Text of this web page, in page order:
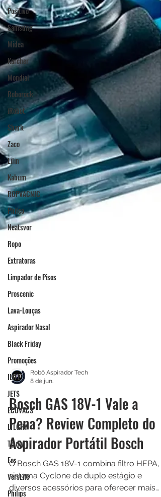
Positivo
Samsung
Midea
Karcher
Mondial
Roborock
iRobot
Shark
Zaco
Lilin
Kabum
ROPVACNIC
Philco
Neatsvor
Ropo
Extratoras
Limpador de Pisos
Proscenic
Lava-Louças
Aspirador Nasal
Black Friday
Promoções
ILIFE
JETS
ECOVACS
LTLGHY
Tipdiy
Eos
VersLife
Philips
8 de jun.
Bosch GAS 18V-1 Vale a
Pena? Review Completo do
Aspirador Portátil Bosch
O Bosch GAS 18V-1 combina filtro HEPA,